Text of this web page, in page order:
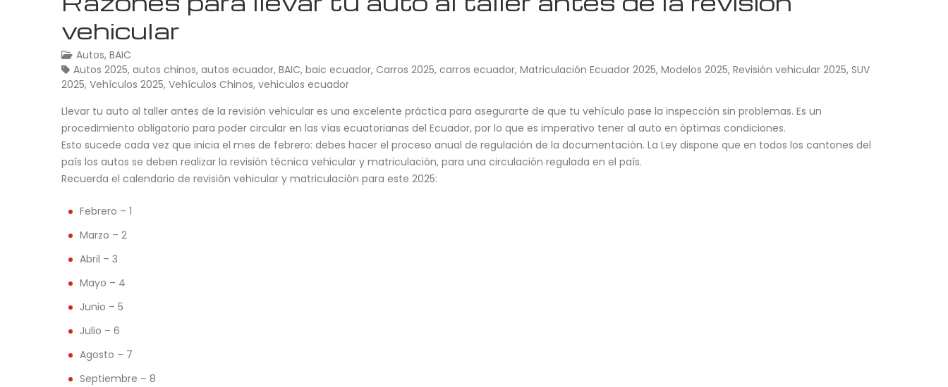
vehicular
Autos, BAIC
Autos 2025, autos chinos, autos ecuador, BAIC, baic ecuador, Carros 2025, carros ecuador, Matriculación Ecuador 2025, Modelos 2025, Revisión vehicular 2025, SUV
2025, Vehículos 2025, Vehículos Chinos, vehiculos ecuador
Llevar tu auto al taller antes de la revisión vehicular es una excelente práctica para asegurarte de que tu vehículo pase la inspección sin problemas. Es un
procedimiento obligatorio para poder circular en las vías ecuatorianas del Ecuador, por lo que es imperativo tener al auto en óptimas condiciones.
Esto sucede cada vez que inicia el mes de febrero: debes hacer el proceso anual de regulación de la documentación. La Ley dispone que en todos los cantones del
país los autos se deben realizar la revisión técnica vehicular y matriculación, para una circulación regulada en el país.
Recuerda el calendario de revisión vehicular y matriculación para este 2025:
Febrero – 1
Marzo – 2
Abril – 3
Mayo – 4
Junio – 5
Julio – 6
Agosto – 7
Septiembre – 8